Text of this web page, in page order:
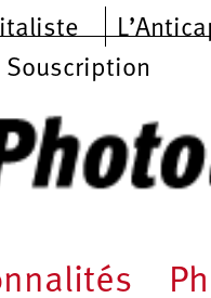
Souscription